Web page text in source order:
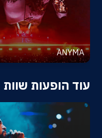
ANYMA
עוד הופעות שוות